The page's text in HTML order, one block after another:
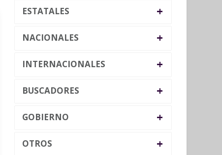
ESTATALES +
NACIONALES +
INTERNACIONALES +
BUSCADORES +
GOBIERNO +
OTROS +